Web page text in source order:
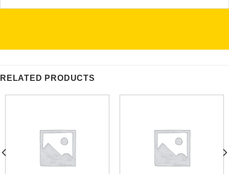
RELATED PRODUCTS